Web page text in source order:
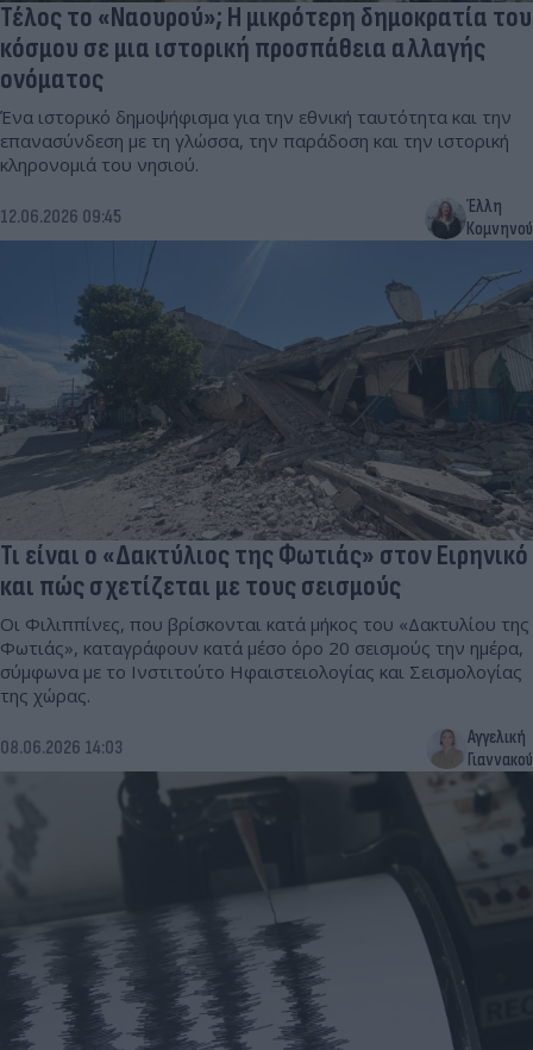
Τέλος το «Ναουρού»; Η μικρότερη δημοκρατία του
κόσμου σε μια ιστορική προσπάθεια αλλαγής
ονόματος
Ένα ιστορικό δημοψήφισμα για την εθνική ταυτότητα και την
επανασύνδεση με τη γλώσσα, την παράδοση και την ιστορική
κληρονομιά του νησιού.
12.06.2026 09:45
Έλλη
Κομνηνού
Τι είναι ο «Δακτύλιος της Φωτιάς» στον Ειρηνικό
και πώς σχετίζεται με τους σεισμούς
Οι Φιλιππίνες, που βρίσκονται κατά μήκος του «Δακτυλίου της
Φωτιάς», καταγράφουν κατά μέσο όρο 20 σεισμούς την ημέρα,
σύμφωνα με το Ινστιτούτο Ηφαιστειολογίας και Σεισμολογίας
της χώρας.
08.06.2026 14:03
Αγγελική
Γιαννακού